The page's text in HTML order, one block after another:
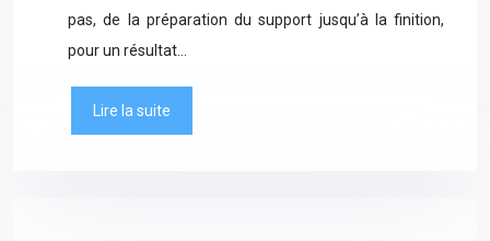
pas, de la préparation du support jusqu’à la finition,
pour un résultat…
Lire la suite